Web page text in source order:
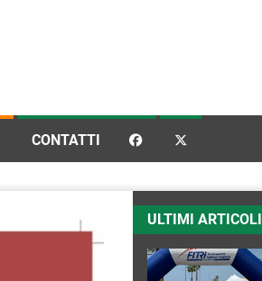
CONTATTI  
ULTIMI ARTICOLI